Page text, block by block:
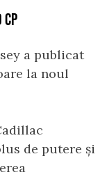
CP
a publicat
la noul
de putere și